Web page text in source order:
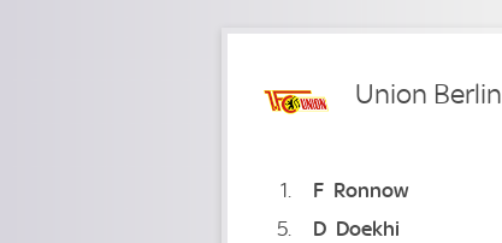
Union Berlin
1 F Ronnow
5
D Doekhi